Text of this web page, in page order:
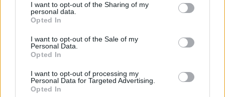
I want to opt-out of the Sharing of my
personal data.
Opted In
I want to opt-out of the Sale of my
Personal Data.
Opted In
I want to opt-out of processing my
Personal Data for Targeted Advertising.
Opted In
Samedi 17 Janvier
14h00